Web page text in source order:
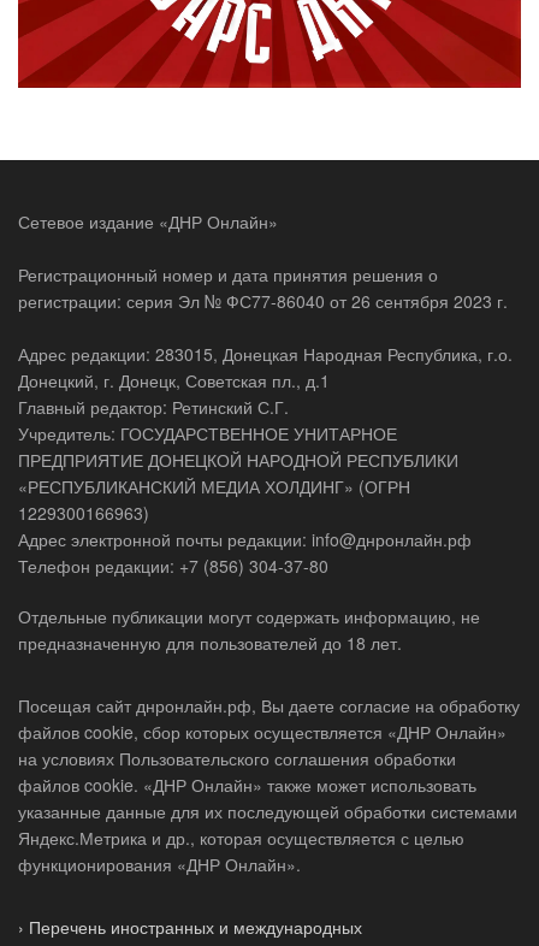
Сетевое издание «ДНР Онлайн»
Регистрационный номер и дата принятия решения о
регистрации: серия Эл № ФС77-86040 от 26 сентября 2023 г.
Адрес редакции: 283015, Донецкая Народная Республика, г.о.
Донецкий, г. Донецк, Советская пл., д.1
Главный редактор: Ретинский С.Г.
Учредитель: ГОСУДАРСТВЕННОЕ УНИТАРНОЕ
ПРЕДПРИЯТИЕ ДОНЕЦКОЙ НАРОДНОЙ РЕСПУБЛИКИ
«РЕСПУБЛИКАНСКИЙ МЕДИА ХОЛДИНГ» (ОГРН
1229300166963)
Адрес электронной почты редакции: info@днронлайн.рф
Телефон редакции: +7 (856) 304-37-80
Отдельные публикации могут содержать информацию, не
предназначенную для пользователей до 18 лет.
Посещая сайт днронлайн.рф, Вы даете согласие на обработку
файлов cookie, сбор которых осуществляется «ДНР Онлайн»
на условиях Пользовательского соглашения обработки
файлов cookie. «ДНР Онлайн» также может использовать
указанные данные для их последующей обработки системами
Яндекс.Метрика и др., которая осуществляется с целью
функционирования «ДНР Онлайн».
› Перечень иностранных и международных